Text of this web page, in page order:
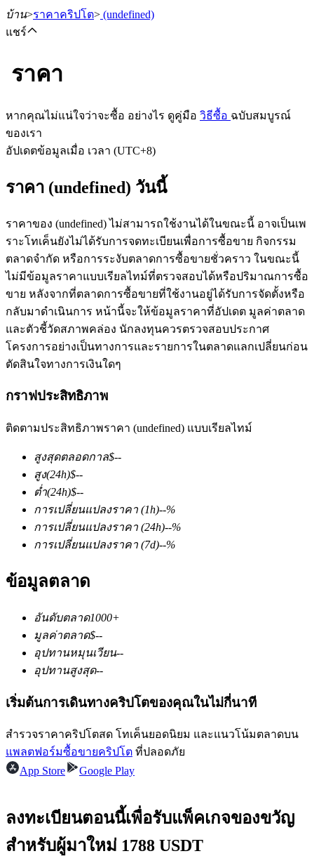
ฟิวเจอร์ส USDT
ฟิวเจอร์สที่ใช้ USDT เป็นหลักประกัน
ฟิวเจอร์ส COIN-M
ฟิวเจอร์สสกุลเงินดิจิทัล
TradFi
อนุพันธ์ของหุ้น ฟอเร็กซ์ โลหะมีค่า และสินค้าโภคภัณฑ์
บ้าน>ราคาคริปโต> (undefined)
แชร์
ราคา
หากคุณไม่แน่ใจว่าจะซื้อ อย่างไร ดูคู่มือ วิธีซื้อ ฉบับสมบูรณ์
ของเรา
อัปเดตข้อมูลเมื่อ เวลา (UTC+8)
ราคา (undefined) วันนี้
ราคาของ (undefined) ไม่สามารถใช้งานได้ในขณะนี้ อาจเป็นเพ
ราะโทเค็นยังไม่ได้รับการจดทะเบียนเพื่อการซื้อขาย กิจกรรม
ตลาดจำกัด หรือการระงับตลาดการซื้อขายชั่วคราว ในขณะนี้
ไม่มีข้อมูลราคาแบบเรียลไทม์ที่ตรวจสอบได้หรือปริมาณการซื้อ
ขาย หลังจากที่ตลาดการซื้อขายที่ใช้งานอยู่ได้รับการจัดตั้งหรือ
กลับมาดำเนินการ หน้านี้จะให้ข้อมูลราคาที่อัปเดต มูลค่าตลาด
และตัวชี้วัดสภาพคล่อง นักลงทุนควรตรวจสอบประกาศ
โครงการอย่างเป็นทางการและรายการในตลาดแลกเปลี่ยนก่อน
ตัดสินใจทางการเงินใดๆ
กราฟประสิทธิภาพ
ติดตามประสิทธิภาพราคา (undefined) แบบเรียลไทม์
สูงสุดตลอดกาล$--
สูง(24h)$--
ต่ำ(24h)$--
การเปลี่ยนแปลงราคา (1h)--%
การเปลี่ยนแปลงราคา (24h)--%
การเปลี่ยนแปลงราคา (7d)--%
ข้อมูลตลาด
อันดับตลาด1000+
มูลค่าตลาด$--
อุปทานหมุนเวียน--
อุปทานสูงสุด--
เริ่มต้นการเดินทางคริปโตของคุณในไม่กี่นาที
สำรวจราคาคริปโตสด โทเค็นยอดนิยม และแนวโน้มตลาดบน
แพลตฟอร์มซื้อขายคริปโต ที่ปลอดภัย
App Store
Google Play
ลงทะเบียนตอนนี้เพื่อรับแพ็คเกจของขวัญ
สำหรับผู้มาใหม่ 1788 USDT